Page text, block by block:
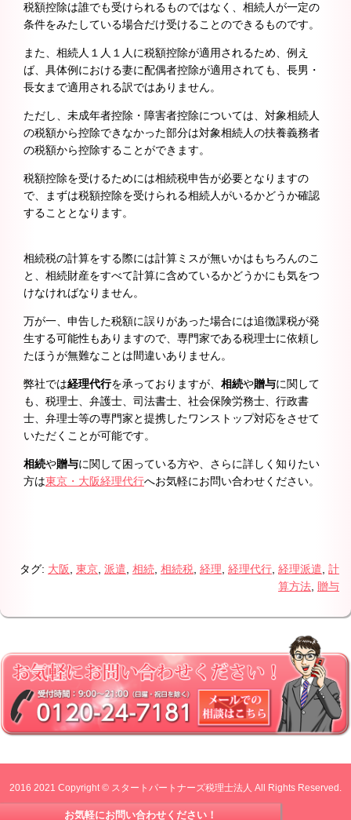
税額控除は誰でも受けられるものではなく、相続人が一定の
条件をみたしている場合だけ受けることのできるものです。
また、相続人１人１人に税額控除が適用されるため、例え
ば、具体例における妻に配偶者控除が適用されても、長男・
長女まで適用される訳ではありません。
ただし、未成年者控除・障害者控除については、対象相続人
の税額から控除できなかった部分は対象相続人の扶養義務者
の税額から控除することができます。
税額控除を受けるためには相続税申告が必要となりますの
で、まずは税額控除を受けられる相続人がいるかどうか確認
することとなります。
相続税の計算をする際には計算ミスが無いかはもちろんのこ
と、相続財産をすべて計算に含めているかどうかにも気をつ
けなければなりません。
万が一、申告した税額に誤りがあった場合には追徴課税が発
生する可能性もありますので、専門家である税理士に依頼し
たほうが無難なことは間違いありません。
弊社では経理代行を承っておりますが、 相続や贈与に関して
も、税理士、弁護士、司法書士、社会保険労務士、行政書
士、弁理士等の専門家と提携したワンストップ対応をさせて
いただくことが可能です。
相続や贈与に関して困っている方や、さらに詳しく知りたい
方は東京・大阪経理代行へお気軽にお問い合わせください。
タグ: 大阪, 東京, 派遣, 相続, 相続税, 経理, 経理代行, 経理派遣, 計
算方法, 贈与
2016 2021 Copyright © スタートパートナーズ税理士法人 All Rights Reserved.
お気軽にお問い合わせください！